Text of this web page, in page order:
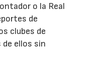
o la Real
de
clubes de
ellos sin